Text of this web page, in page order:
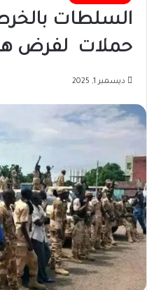
السلطات
حملات لفرض
ديسمبر 1, 2025